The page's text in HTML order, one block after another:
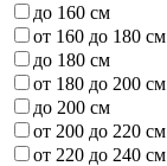
до 160 см
от 160 до 180 см
до 180 см
от 180 до 200 см
до 200 см
от 200 до 220 см
от 220 до 240 см